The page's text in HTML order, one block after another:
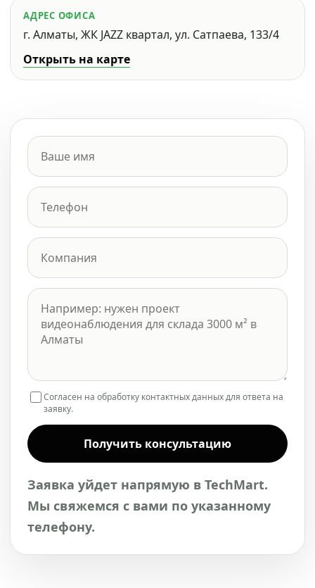
АДРЕС ОФИСА
г. Алматы, ЖК JAZZ квартал, ул. Сатпаева, 133/4
Открыть на карте
Согласен на обработку контактных данных для ответа на
заявку.
Получить консультацию
Заявка уйдет напрямую в TechMart.
Мы свяжемся с вами по указанному
телефону.